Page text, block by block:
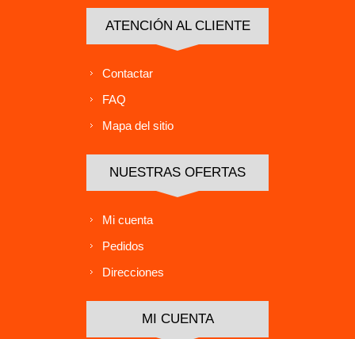
ATENCIÓN AL CLIENTE
Contactar
FAQ
Mapa del sitio
NUESTRAS OFERTAS
Mi cuenta
Pedidos
Direcciones
MI CUENTA